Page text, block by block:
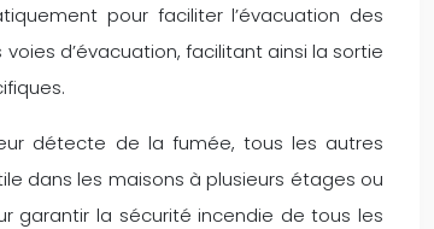
pour faciliter l’évacuation des
d’évacuation, facilitant ainsi la sortie
détecte de la fumée, tous les autres
dans les maisons à plusieurs étages ou
garantir la sécurité incendie de tous les